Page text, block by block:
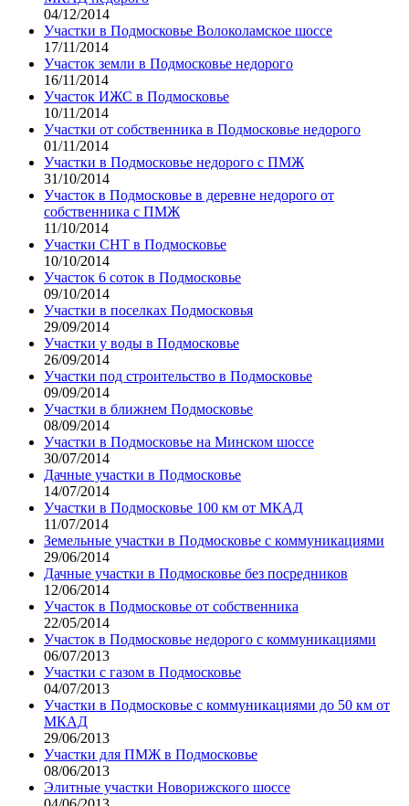
04/12/2014
Участки в Подмосковье Волоколамское шоссе
17/11/2014
Участок земли в Подмосковье недорого
16/11/2014
Участок ИЖС в Подмосковье
10/11/2014
Участки от собственника в Подмосковье недорого
01/11/2014
Участки в Подмосковье недорого с ПМЖ
31/10/2014
Участок в Подмосковье в деревне недорого от
собственника с ПМЖ
11/10/2014
Участки СНТ в Подмосковье
10/10/2014
Участок 6 соток в Подмосковье
09/10/2014
Участки в поселках Подмосковья
29/09/2014
Участки у воды в Подмосковье
26/09/2014
Участки под строительство в Подмосковье
09/09/2014
Участки в ближнем Подмосковье
08/09/2014
Участки в Подмосковье на Минском шоссе
30/07/2014
Дачные участки в Подмосковье
14/07/2014
Участки в Подмосковье 100 км от МКАД
11/07/2014
Земельные участки в Подмосковье с коммуникациями
29/06/2014
Дачные участки в Подмосковье без посредников
12/06/2014
Участок в Подмосковье от собственника
22/05/2014
Участок в Подмосковье недорого с коммуникациями
06/07/2013
Участки с газом в Подмосковье
04/07/2013
Участки в Подмосковье с коммуникациями до 50 км от
МКАД
29/06/2013
Участки для ПМЖ в Подмосковье
08/06/2013
Элитные участки Новорижского шоссе